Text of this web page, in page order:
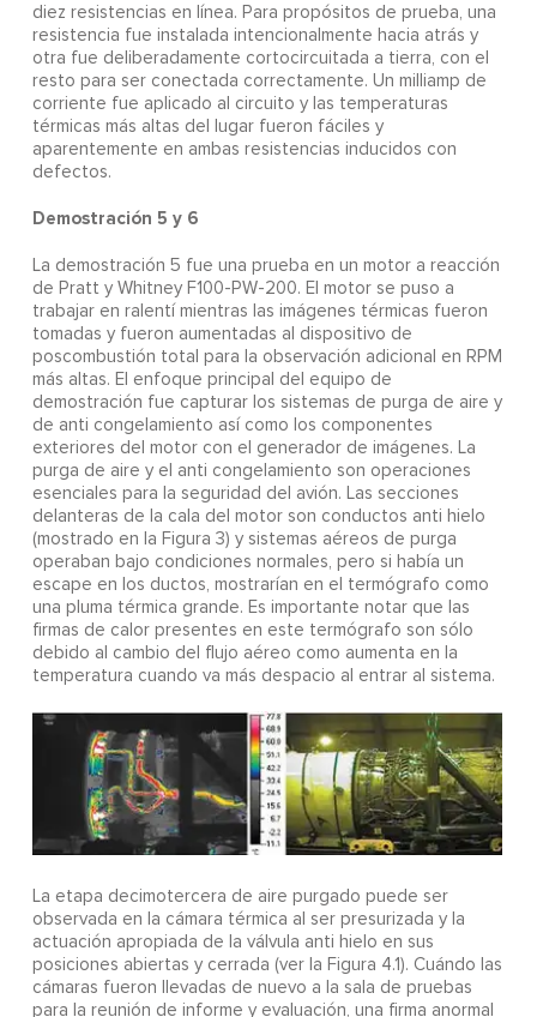
diez resistencias en línea. Para propósitos de prueba, una
resistencia fue instalada intencionalmente hacia atrás y
otra fue deliberadamente cortocircuitada a tierra, con el
resto para ser conectada correctamente. Un milliamp de
corriente fue aplicado al circuito y las temperaturas
térmicas más altas del lugar fueron fáciles y
aparentemente en ambas resistencias inducidos con
defectos.
Demostración 5 y 6
La demostración 5 fue una prueba en un motor a reacción
de Pratt y Whitney F100-PW-200. El motor se puso a
trabajar en ralentí mientras las imágenes térmicas fueron
tomadas y fueron aumentadas al dispositivo de
poscombustión total para la observación adicional en RPM
más altas. El enfoque principal del equipo de
demostración fue capturar los sistemas de purga de aire y
de anti congelamiento así como los componentes
exteriores del motor con el generador de imágenes. La
purga de aire y el anti congelamiento son operaciones
esenciales para la seguridad del avión. Las secciones
delanteras de la cala del motor son conductos anti hielo
(mostrado en la Figura 3) y sistemas aéreos de purga
operaban bajo condiciones normales, pero si había un
escape en los ductos, mostrarían en el termógrafo como
una pluma térmica grande. Es importante notar que las
firmas de calor presentes en este termógrafo son sólo
debido al cambio del flujo aéreo como aumenta en la
temperatura cuando va más despacio al entrar al sistema.
La etapa decimotercera de aire purgado puede ser
observada en la cámara térmica al ser presurizada y la
actuación apropiada de la válvula anti hielo en sus
posiciones abiertas y cerrada (ver la Figura 4.1). Cuándo las
cámaras fueron llevadas de nuevo a la sala de pruebas
para la reunión de informe y evaluación, una firma anormal